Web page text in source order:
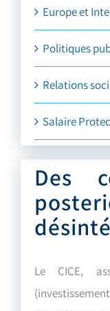
Europe et
Politiques
Relations
Salaire
Des
Le CICE,